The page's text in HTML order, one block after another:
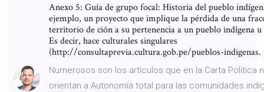
Anexo 5: Guía de grupo focal: Historia del pueblo
ejemplo, un proyecto que implique la pérdida de una
territorio de ción a su pertenencia a un pueblo indígena
Es decir, hace culturales singulares
(http://consultaprevia.cultura.gob.pe/pueblos-indigenas.
Numerosos son los artículos que en la Carta Política
orientan a Autonomía total para las comunidades